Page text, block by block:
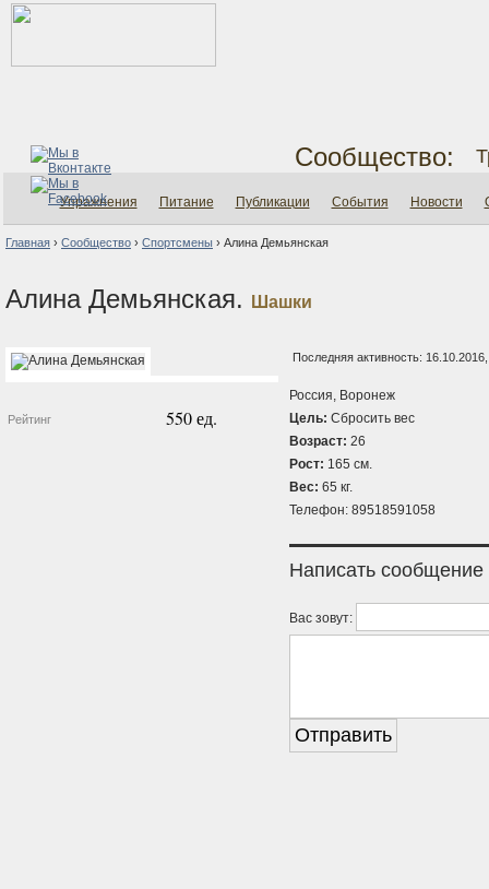
Сообщество:
Упражнения Питание Публикации События Новости
Главная › Сообщество › Спортсмены › Алина Демьянская
Алина Демьянская. Шашки
Рейтинг 550 ед.
Последняя активность:
Россия, Воронеж
Цель: Сбросить вес
Возраст: 26
Рост: 165 см.
Вес: 65 кг.
Телефон: 89518591058
Написать сообщение
Вас зовут: